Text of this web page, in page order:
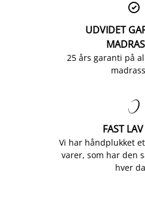

UDVIDET
25 års garanti på

FAST
Vi har håndplukket
varer, som har den
hver